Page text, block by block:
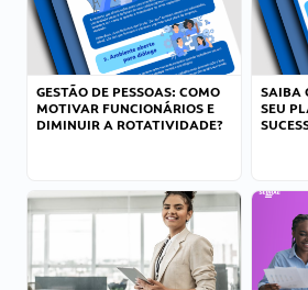
GESTÃO DE PESSOAS: COMO
MOTIVAR FUNCIONÁRIOS E
DIMINUIR A ROTATIVIDADE?
SAIBA
SEU